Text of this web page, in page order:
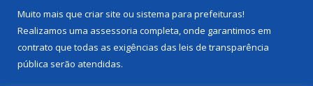
Muito mais que criar site ou sistema para prefeituras!
Realizamos uma assessoria completa, onde garantimos em
contrato que todas as exigências das leis de transparência
pública serão atendidas.